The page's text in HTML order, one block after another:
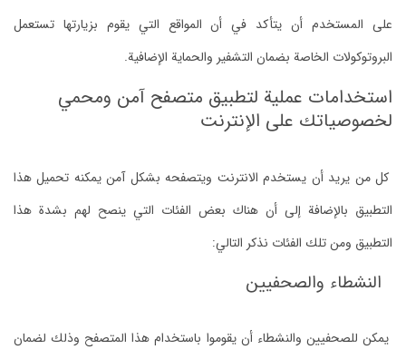
على المستخدم أن يتأكد في أن المواقع التي يقوم بزيارتها تستعمل
البروتوكولات الخاصة بضمان التشفير والحماية الإضافية.
استخدامات عملية لتطبيق متصفح آمن ومحمي
لخصوصياتك على الإنترنت
كل من يريد أن يستخدم الانترنت ويتصفحه بشكل آمن يمكنه تحميل هذا
التطبيق بالإضافة إلى أن هناك بعض الفئات التي ينصح لهم بشدة هذا
التطبيق ومن تلك الفئات نذكر التالي:
النشطاء والصحفيين
يمكن للصحفيين والنشطاء أن يقوموا باستخدام هذا المتصفح وذلك لضمان